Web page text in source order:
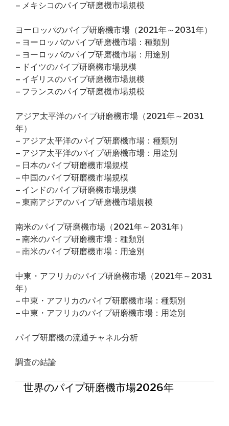
– メキシコのパイプ研磨機市場規模
ヨーロッパのパイプ研磨機市場（2021年～2031年）
– ヨーロッパのパイプ研磨機市場：種類別
– ヨーロッパのパイプ研磨機市場：用途別
– ドイツのパイプ研磨機市場規模
– イギリスのパイプ研磨機市場規模
– フランスのパイプ研磨機市場規模
アジア太平洋のパイプ研磨機市場（2021年～2031
年）
– アジア太平洋のパイプ研磨機市場：種類別
– アジア太平洋のパイプ研磨機市場：用途別
– 日本のパイプ研磨機市場規模
– 中国のパイプ研磨機市場規模
– インドのパイプ研磨機市場規模
– 東南アジアのパイプ研磨機市場規模
南米のパイプ研磨機市場（2021年～2031年）
– 南米のパイプ研磨機市場：種類別
– 南米のパイプ研磨機市場：用途別
中東・アフリカのパイプ研磨機市場（2021年～2031
年）
– 中東・アフリカのパイプ研磨機市場：種類別
– 中東・アフリカのパイプ研磨機市場：用途別
パイプ研磨機の流通チャネル分析
調査の結論
世界のパイプ研磨機市場2026年